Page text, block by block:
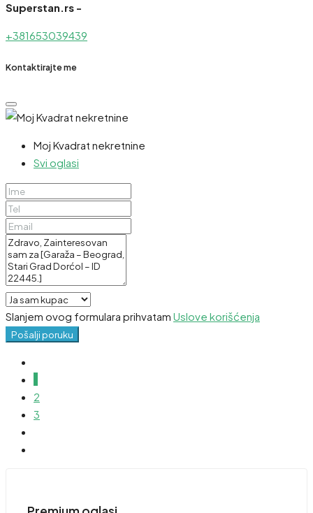
Superstan.rs -
+381653039439
Kontaktirajte me
Moj Kvadrat nekretnine
Svi oglasi
Slanjem ovog formulara prihvatam Uslove korišćenja
Pošalji poruku
2
3